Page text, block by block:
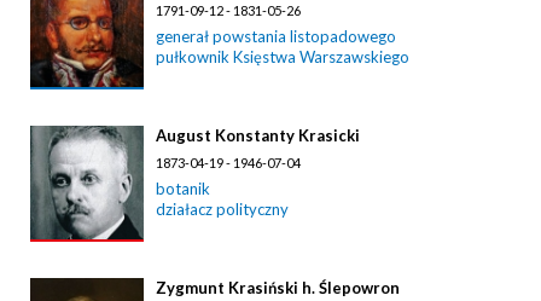
1791-09-12 - 1831-05-26
generał powstania listopadowego
pułkownik Księstwa Warszawskiego
August Konstanty Krasicki
1873-04-19 - 1946-07-04
botanik
działacz polityczny
Zygmunt Krasiński h. Ślepowron